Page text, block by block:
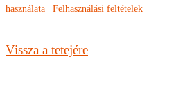
használata
Felhasználási feltételek
Vissza a tetejére